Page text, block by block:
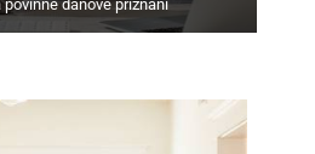
daňové přiznání